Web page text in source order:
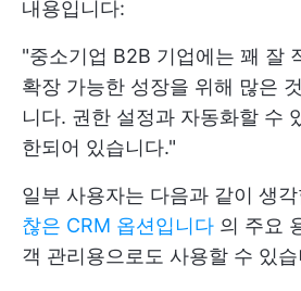
내용입니다:
"중소기업 B2B 기업에는 꽤 잘
확장 가능한 성장을 위해 많은
니다. 권한 설정과 자동화할 수
한되어 있습니다."
일부 사용자는 다음과 같이 생
찮은 CRM 옵션입니다 의 주요
객 관리용으로도 사용할 수 있